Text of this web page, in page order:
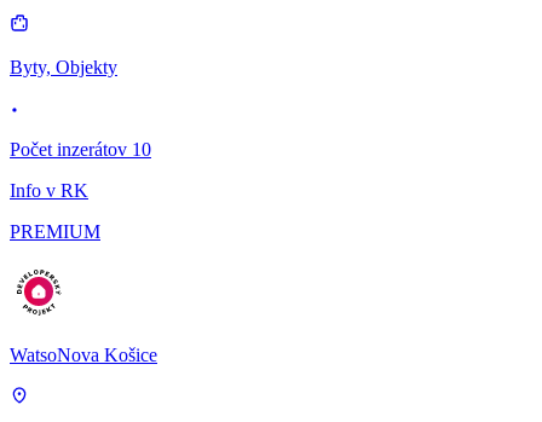
Byty, Objekty
Počet inzerátov 10
Info v RK
PREMIUM
WatsoNova Košice